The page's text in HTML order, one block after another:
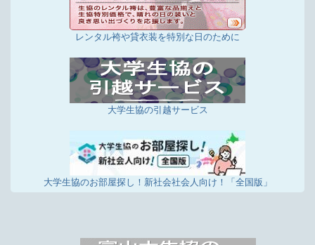
レンタル袴や貸衣装を特別な日のために
大学生協の引越サービス
大学生協のお部屋探し！新社会社会人向け！「全国版」